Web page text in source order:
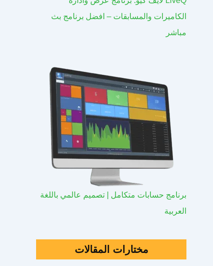
الكاميرات والمسابقات – افضل برنامج بث
مباشر
برنامج حسابات متكامل | تصميم عالمي باللغة
العربية
مختارات المقالات